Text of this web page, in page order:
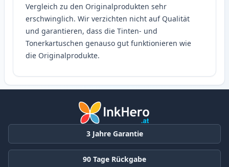
Vergleich zu den Originalprodukten sehr
erschwinglich. Wir verzichten nicht auf Qualität
und garantieren, dass die Tinten- und
Tonerkartuschen genauso gut funktionieren wie
die Originalprodukte.
3 Jahre Garantie
90 Tage Rückgabe